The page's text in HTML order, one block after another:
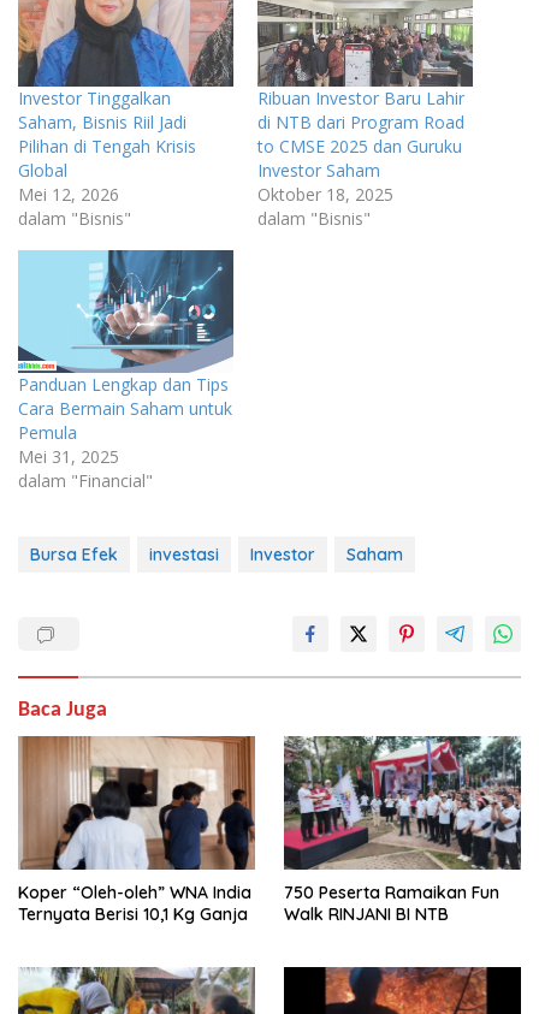
Investor Tinggalkan
Saham, Bisnis Riil Jadi
Pilihan di Tengah Krisis
Global
Mei 12, 2026
dalam "Bisnis"
Ribuan Investor Baru Lahir
di NTB dari Program Road
to CMSE 2025 dan Guruku
Investor Saham
Oktober 18, 2025
dalam "Bisnis"
Panduan Lengkap dan Tips
Cara Bermain Saham untuk
Pemula
Mei 31, 2025
dalam "Financial"
Bursa Efek investasi Investor Saham
Baca Juga
Koper “Oleh-oleh” WNA India
Ternyata Berisi 10,1 Kg Ganja
750 Peserta Ramaikan Fun
Walk RINJANI BI NTB